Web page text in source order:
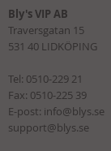
Bly's VIP AB
Traversgatan 15
531 40 LIDKÖPING
Tel: 0510-229 21
Fax: 0510-225 39
E-post: info@blys.se
support@blys.se